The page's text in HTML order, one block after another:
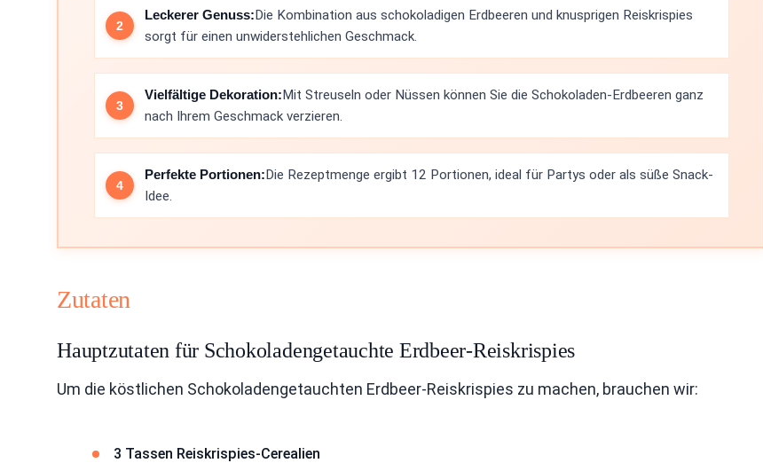
Leckerer Genuss:Die Kombination aus schokoladigen Erdbeeren und knusprigen Reiskrispies
sorgt für einen unwiderstehlichen Geschmack.
Vielfältige Dekoration:Mit Streuseln oder Nüssen können Sie die Schokoladen-Erdbeeren ganz
nach Ihrem Geschmack verzieren.
Perfekte Portionen:Die Rezeptmenge ergibt 12 Portionen, ideal für Partys oder als süße Snack-
Idee.
Zutaten
Hauptzutaten für Schokoladengetauchte Erdbeer-Reiskrispies
Um die köstlichen Schokoladengetauchten Erdbeer-Reiskrispies zu machen, brauchen wir:
3 Tassen Reiskrispies-Cerealien